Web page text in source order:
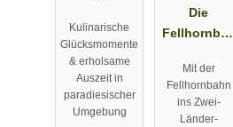
bei
im Allgäu
Kulinarische
Glücksmomente
& erholsame
Auszeit in
paradiesischer
Umgebung
Die
Fellhornbah
Länder-
Mit der
Fellhornbahn
ins Zwei-
Länder-